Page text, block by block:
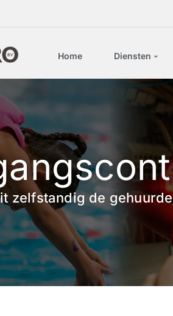
Home Diensten
zelfstandig de